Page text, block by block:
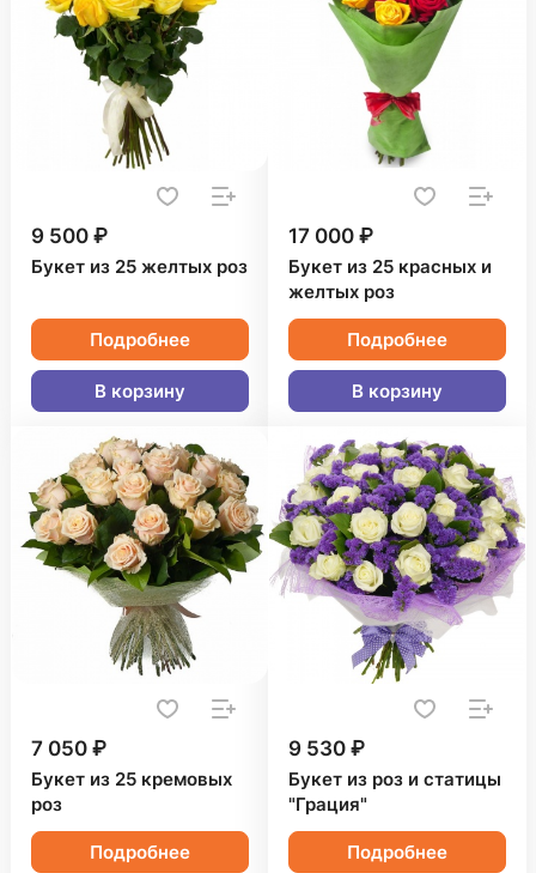
9 500 ₽
Букет из 25 желтых роз
Подробнее
В корзину
17 000 ₽
Букет из 25 красных и
желтых роз
Подробнее
В корзину
7 050 ₽
Букет из 25 кремовых
роз
Подробнее
9 530 ₽
Букет из роз и статицы
"Грация"
Подробнее